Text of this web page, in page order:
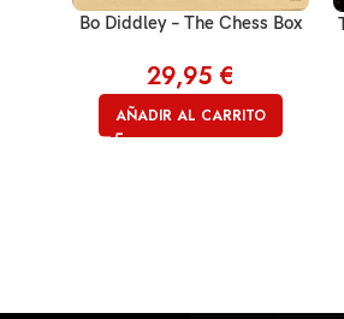
Bo Diddley – The Chess Box
29,95 €
AÑADIR AL CARRITO